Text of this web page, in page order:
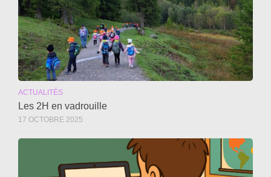
ACTUALITÉS
Les 2H en vadrouille
17 OCTOBRE 2025